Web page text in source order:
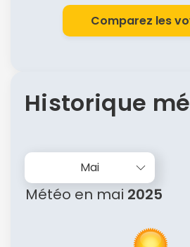
Comparez les
Historique
Mai
Météo en mai 2025